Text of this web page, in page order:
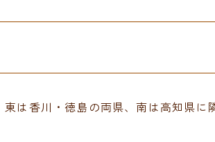
は香川・徳島の両県、南は高知県に